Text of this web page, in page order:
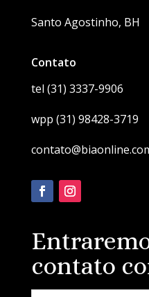
Santo Agostinho, BH
Contato
tel (31) 3337-9906
wpp (31) 98428-3719
contato